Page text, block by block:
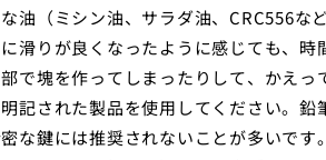
油（ミシン油、サラダ油、CRC556な
滑りが良くなったように感じても、時
で塊を作ってしまったりして、かえっ
記された製品を使用してください。鉛
な鍵には推奨されないことが多いです